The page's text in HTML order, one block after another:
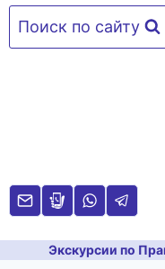
Перейти
Поиск по сайту
Экскурсии по